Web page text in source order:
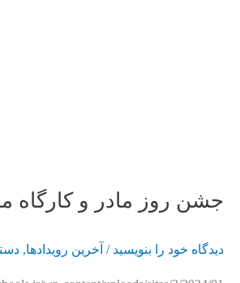
جشن روز مادر و کارگاه
دیدگاه‌ خود را بنویسید / آخرین رویدادها,